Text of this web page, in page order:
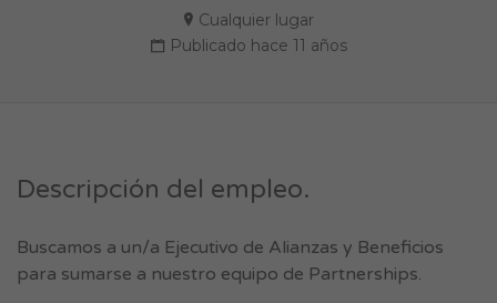
Cualquier lugar
Publicado hace 11 años
Descripción del empleo.
Buscamos a un/a Ejecutivo de Alianzas y Beneficios
para sumarse a nuestro equipo de Partnerships.